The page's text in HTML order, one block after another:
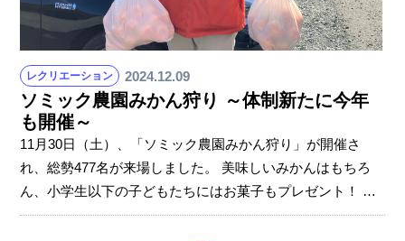
レクリエーション 2024.12.09
ソミック農園みかん狩り ～体制新たに今年
も開催～
11月30日（土）、「ソミック農園みかん狩り」が開催さ
れ、総勢477名が来場しました。 美味しいみかんはもちろ
ん、小学生以下の子どもたちにはお菓子もプレゼント！ ソ
ミックマネージメントホールディングスの石川社長はなん